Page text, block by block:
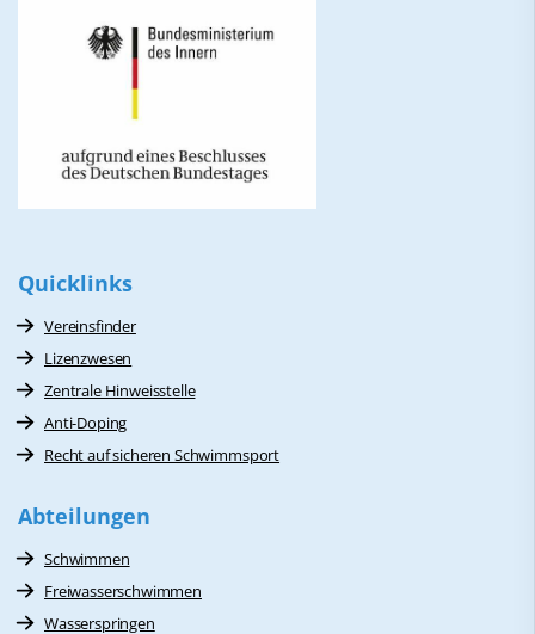
Quicklinks
Vereinsfinder
Lizenzwesen
Zentrale Hinweisstelle
Anti-Doping
Recht auf sicheren Schwimmsport
Abteilungen
Schwimmen
Freiwasserschwimmen
Wasserspringen